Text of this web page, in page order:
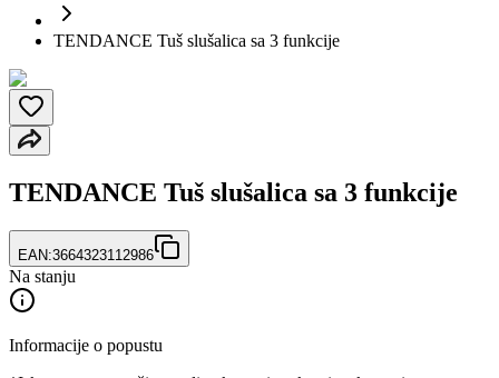
TENDANCE Tuš slušalica sa 3 funkcije
TENDANCE Tuš slušalica sa 3 funkcije
EAN:3664323112986
Na stanju
Informacije o popustu